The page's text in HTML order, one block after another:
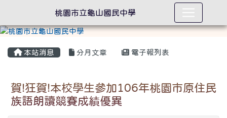
本站消息 分月文章 電子報列表
賀!狂賀!本校學生參加106年桃園市原住民
族語朗讀競賽成績優異
桃園市立龜山國民中學